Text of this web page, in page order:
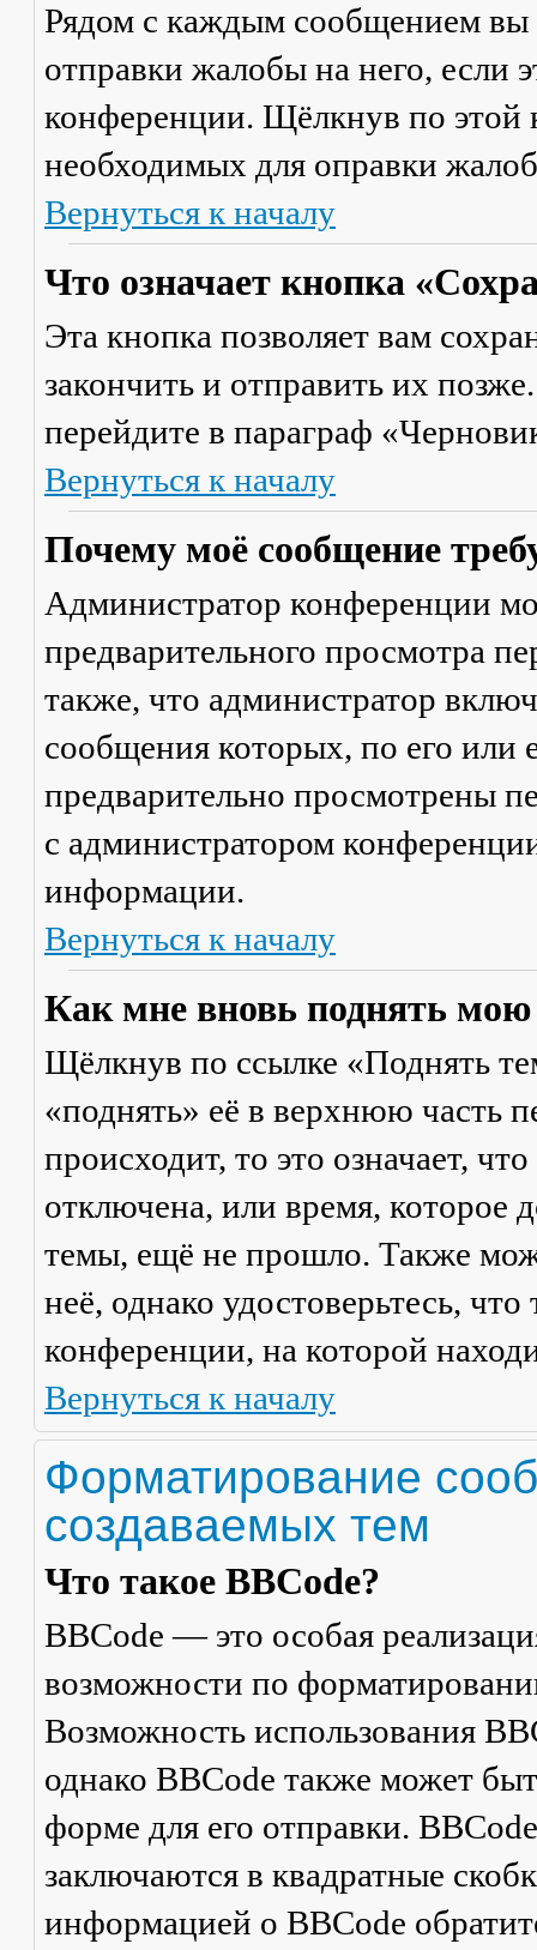
Рядом с каждым сообщением вы
отправки жалобы на него, если
конференции. Щёлкнув по этой
необходимых для оправки
Вернуться к началу
Что означает кнопка
Эта кнопка позволяет вам
закончить и отправить их
перейдите в параграф
Вернуться к началу
Почему моё сообщение
Администратор конференции
предварительного просмотра
также, что администратор
сообщения которых, по его
предварительно просмотрены
с администратором
информации.
Вернуться к началу
Как мне вновь поднять мою
Щёлкнув по ссылке «Поднять
«поднять» её в верхнюю часть
происходит, то это означает,
отключена, или время, которое
темы, ещё не прошло. Также
неё, однако удостоверьтесь,
конференции, на которой
Вернуться к началу
Форматирование
создаваемых тем
Что такое BBCode?
BBCode — это особая
возможности по
Возможность использования
однако BBCode также может
форме для его отправки.
заключаются в квадратные
информацией о BBCode